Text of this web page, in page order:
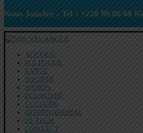
Nous Joindre : Tel : +228 99 00 68 05
ACCUEIL
POLITIQUE
SANTE
SOCIETE
SPORTS
ECONOMIE
CULTURE
INTERNATIONAL
HI-TECH
CONTACT